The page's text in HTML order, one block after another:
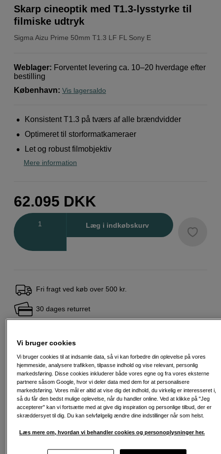
Sigma Aizu Prime 50mm T1.3 LF FL Sony E
Skarp cineoptik med T1.3-lysstyrke til
filmiske udtryk
Weblager: Forventet levering ca. 10–20 hverdage efter
bestilling
København: Vis lagersaldo
Konsistent T1.3 på tværs af alle brændvidder
Optimeret til storformatkameraer
Let og robust filmobjektiv
Mere information
62.095 DKK
Læg i indkøbskurv
Fri fragt ved køb over 500 kr.
30 dages returret
Passende tilbehør Se flere tilbehør
Vi bruger cookies
Vi bruger cookies til at indsamle data, så vi kan forbedre din oplevelse på vores
hjemmeside, analysere trafikken, tilpasse indhold og vise relevant, personlig
markedsføring. Disse cookies inkluderer både vores egne og fra vores eksterne
partnere såsom Google, hvor vi deler data med dem for at personalisere
markedsføring. Vores mål er altid at vise dig det indhold, du virkelig er interesseret i,
så du får den bedst mulige oplevelse, når du handler online. Ved at klikke på "Jeg
accepterer" kan vi fortsætte med at give dig inspiration og personlige tilbud, der er
skræddersyet til dig. Du kan selvfølgelig ændre dine indstillinger når som helst.
Læs mere om, hvordan vi behandler cookies og personoplysninger her.